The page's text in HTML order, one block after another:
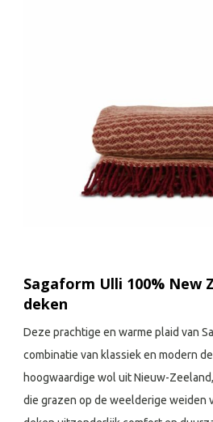
Sagaform Ulli 100% New
deken
Deze prachtige en warme plaid van
combinatie van klassiek en modern
hoogwaardige wol uit Nieuw-
die grazen op de weelderige weiden